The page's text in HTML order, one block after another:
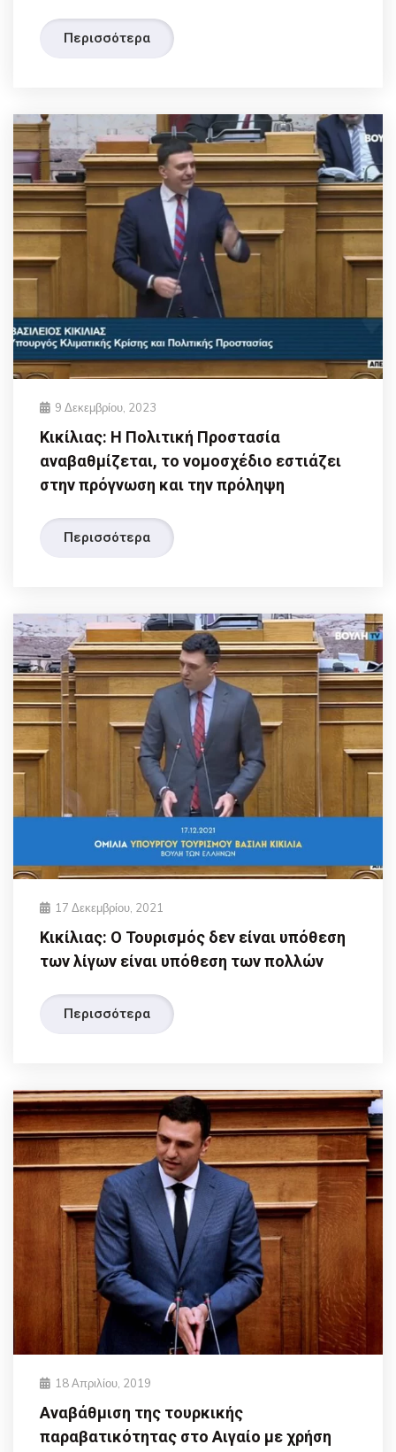
Περισσότερα
9 Δεκεμβρίου, 2023
Κικίλιας: Η Πολιτική Προστασία
αναβαθμίζεται, το νομοσχέδιο εστιάζει
στην πρόγνωση και την πρόληψη
Περισσότερα
17 Δεκεμβρίου, 2021
Κικίλιας: Ο Τουρισμός δεν είναι υπόθεση
των λίγων είναι υπόθεση των πολλών
Περισσότερα
18 Απριλίου, 2019
Αναβάθμιση της τουρκικής
παραβατικότητας στο Αιγαίο με χρήση